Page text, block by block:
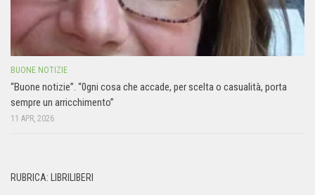
BUONE NOTIZIE
“Buone notizie”. “0gni cosa che accade, per scelta o casualità, porta
sempre un arricchimento”
11 APR, 2026
RUBRICA: LIBRILIBERI